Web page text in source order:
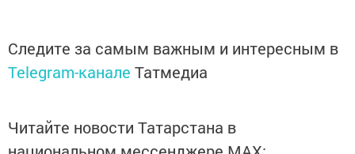
Следите за самым важным и интересным в
Telegram-канале Татмедиа
Читайте новости Татарстана в